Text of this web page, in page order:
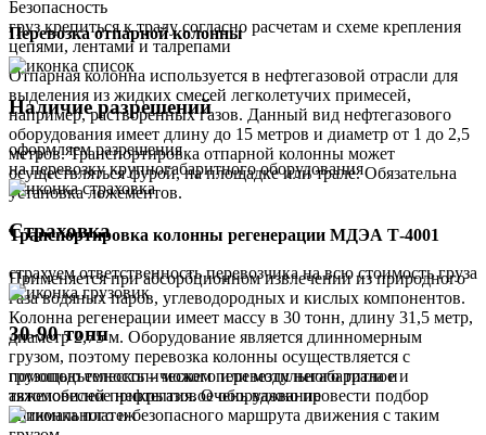
Перевозка отпарной колонны
Отпарная колонна используется в нефтегазовой отрасли для
выделения из жидких смесей легколетучих примесей,
например, растворенных газов. Данный вид нефтегазового
оборудования имеет длину до 15 метров и диаметр от 1 до 2,5
метров. Транспортировка отпарной колонны может
осуществляться фурой, на площадке или трале. Обязательна
установка ложементов.
Транспортировка колонны регенерации МДЭА Т-4001
Применяется при абсорбционном извлечении из природного
газа водяных паров, углеводородных и кислых компонентов.
Колонна регенерации имеет массу в 30 тонн, длину 31,5 метр,
диаметр 2,75 м. Оборудование является длинномерным
грузом, поэтому перевозка колонны осуществляется с
помощью телескопического или модульного трала и
автомобилей прикрытия. Очень важно провести подбор
оптимального и безопасного маршрута движения с таким
Безопасность
груз крепиться к тралу согласно расчетам и схеме крепления
цепями, лентами и талрепами
Наличие разрешений
оформляем разрешения
на перевозку крупногабаритного оборудования
Страховка
страхуем ответственность перевозчика на всю стоимость груза
30-90 тонн
грузоподъемность – можем перевезти негабаритное и
тяжеловесное нефтегазовое оборудование